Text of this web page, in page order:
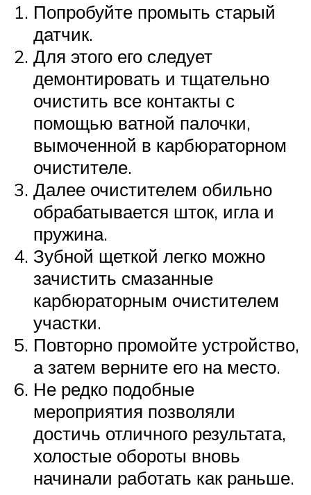
Попробуйте промыть старый
датчик.
Для этого его следует
демонтировать и тщательно
очистить все контакты с
помощью ватной палочки,
вымоченной в карбюраторном
очистителе.
Далее очистителем обильно
обрабатывается шток, игла и
пружина.
Зубной щеткой легко можно
зачистить смазанные
карбюраторным очистителем
участки.
Повторно промойте устройство,
а затем верните его на место.
Не редко подобные
мероприятия позволяли
достичь отличного результата,
холостые обороты вновь
начинали работать как раньше.